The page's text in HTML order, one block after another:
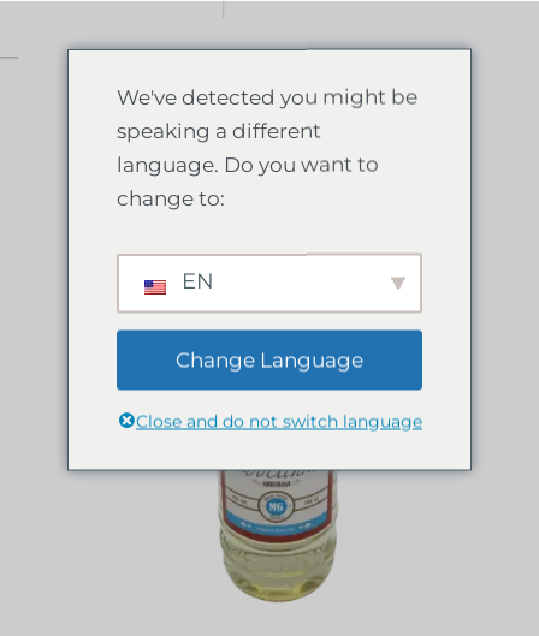
We've detected you might be
speaking a different
language. Do you want to
change to:
EN
Change Language
Close and do not switch language